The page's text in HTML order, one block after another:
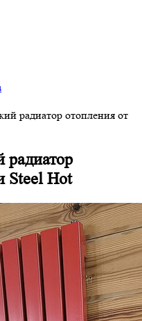
радиатор отопления от
радиатор
Steel Hot